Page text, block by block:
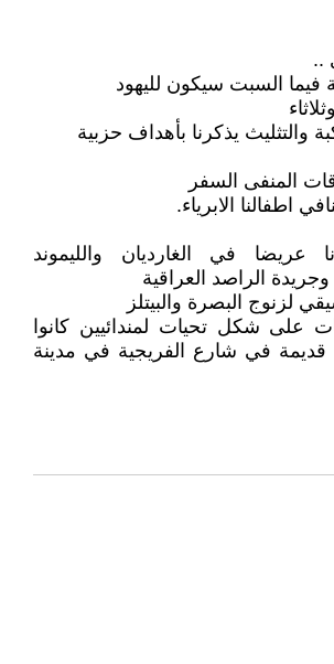
..
السبت سيكون لليهود
والتثليث يذكرنا بأهداف حزبية
المنفى السفر
اطفالنا الابرياء.
عريضا في الغارديان والليموند
الراصد العراقية
لزنوج البصرة والبيتلز
على شكل تحيات لمندائيين كانوا
في شارع الفريجية في مدينة